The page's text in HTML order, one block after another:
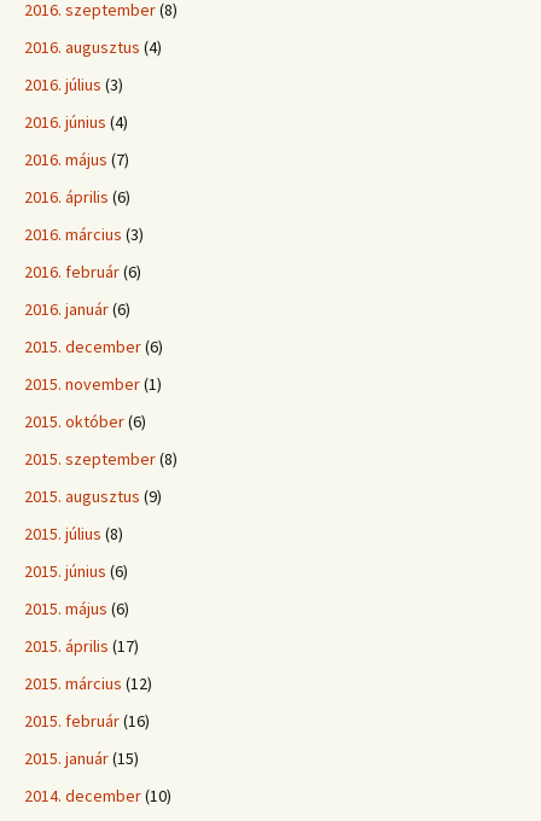
2016. szeptember(8)
2016. augusztus (4)
2016. július (3)
2016. június (4)
2016. május (7)
2016. április (6)
2016. március (3)
2016. február(6)
2016. január(6)
2015. december(6)
2015. november(1)
2015. október(6)
2015. szeptember(8)
2015. augusztus (9)
2015. július (8)
2015. június (6)
2015. május (6)
2015. április (17)
2015. március (12)
2015. február(16)
2015. január(15)
2014. december(10)